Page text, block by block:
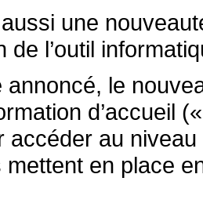
aussi une
de l’outil
annoncé, le
d’accueil
accéder au
mettent en place